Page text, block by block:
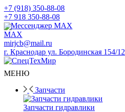
+7 (918) 350-88-08
+7 918 350-88-08
Мессенджер MAX
mirjcb@mail.ru
г. Краснодар ул. Бородинская 154/12
МЕНЮ
Запчасти
Запчасти гидравлики